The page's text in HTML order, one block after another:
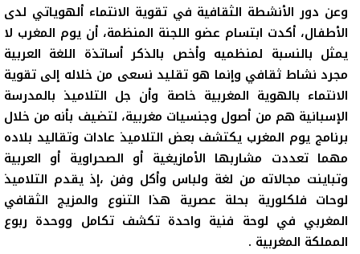
وعن دور الأنشطة الثقافية في تقوية الانتماء ألهوياتي لدى
الأطفال، أكدت ابتسام عضو اللجنة المنظمة، أن يوم المغرب لا
يمثل بالنسبة لمنظميه وأخص بالذكر أساتذة اللغة العربية
مجرد نشاط ثقافي وإنما هو تقليد نسعى من خلاله إلى تقوية
الانتماء بالهوية المغربية خاصة وأن جل التلاميذ بالمدرسة
الإسبانية هم من أصول وجنسيات مغربية، لتضيف بأنه من خلال
برنامج يوم المغرب يكتشف بعض التلاميذ عادات وتقاليد بلاده
مهما تعددت مشاربها الأمازيغية أو الصحراوية أو العربية
وتباينت مجالاته من لغة ولباس وأكل وفن ،إذ يقدم التلاميذ
لوحات فلكلورية بحلة عصرية هذا التنوع والمزيج الثقافي
المغربي في لوحة فنية واحدة تكشف تكامل ووحدة ربوع
المملكة المغربية .